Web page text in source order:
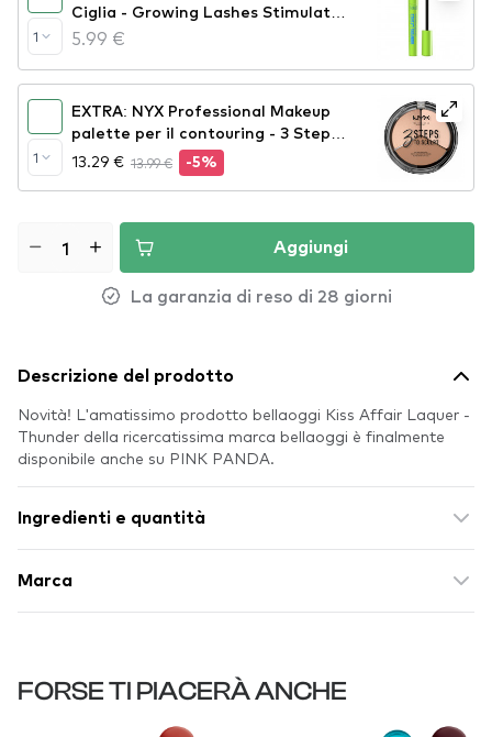
1
Ciglia - Growing Lashes Stimulator
Mascara (OC096)
5.99 €
1
EXTRA: NYX Professional Makeup
palette per il contouring - 3 Steps
To Sculpt Face Sculpting Palette –
13.29 € 13.99 € -5%
Aggiungi
La garanzia di reso di 28 giorni
Descrizione del prodotto
Novità! L'amatissimo prodotto bellaoggi Kiss Affair Laquer -
Thunder della ricercatissima marca bellaoggi è finalmente
disponibile anche su PINK PANDA.
Ingredienti e quantità
Marca
FORSE TI PIACERÀ ANCHE